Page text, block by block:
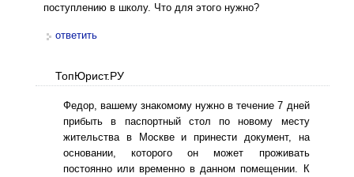
поступлению в школу. Что для этого нужно?
ответить
ТопЮрист.РУ
Федор, вашему знакомому нужно в течение 7 дней
прибыть в паспортный стол по новому месту
жительства в Москве и принести документ, на
основании, которого он может проживать
постоянно или временно в данном помещении. К